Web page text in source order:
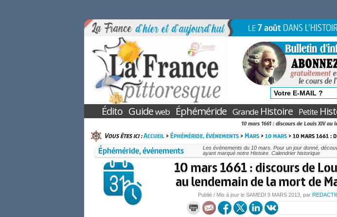
LE7 août DANS
Édito Guideweb Éphéméride GrandeHistoire Petite
10 mars 1661 : discours de Louis XIV
Vous êtes ici :Accueil>Éphéméride, événements>Mars>10 mars> 10 mars 1661 :
Éphéméride, événements
Les événements du 10 mars. Pour un jour donné,
ayant marqué notre Histoire. Calendrier historique
10 mars 1661 : discours de
au lendemain de la mort de
Publié / Mis à jour le SAMEDI 9 MARS 2013 , par